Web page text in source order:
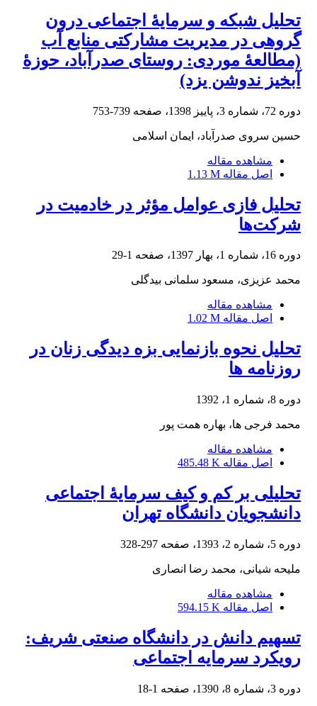
تحلیل شبکه و سرمایۀ اجتماعی درون
گروهی در مدیریت مشارکتی منابع آب
(مطالعۀ موردی: روستای صدرآباد، حوزۀ
آبخیز ندوشن یزد)
دوره 72، شماره 3، پاییز 1398، صفحه 739-753
حسین سروی صدرآباد، ایمان اسلامی
مشاهده مقاله
اصل مقاله 1.13 M
تحلیل فازی عوامل مؤثر در خادمیت در
شرکت‌ها
دوره 16، شماره 1، بهار 1397، صفحه 1-29
محمد عزیزی، مسعود سلمانی بیدگلی
مشاهده مقاله
اصل مقاله 1.02 M
تحلیل نحوه بازنمایی بزه دیدگی زنان در
روزنامه ها
دوره 8، شماره 1، 1392
محمد فرجی ها، بهاره همت پور
مشاهده مقاله
اصل مقاله 485.48 K
تحلیلی بر کم و کیف سرمایۀ اجتماعی
دانشجویان دانشگاه تهران
دوره 5، شماره 2، 1393، صفحه 297-328
ملیحه شیانی، محمد رضا انصاری
مشاهده مقاله
اصل مقاله 594.15 K
تسهیم دانش در دانشگاه صنعتی شریف:
رویکرد سرمایه اجتماعی
دوره 3، شماره 8، 1390، صفحه 1-18